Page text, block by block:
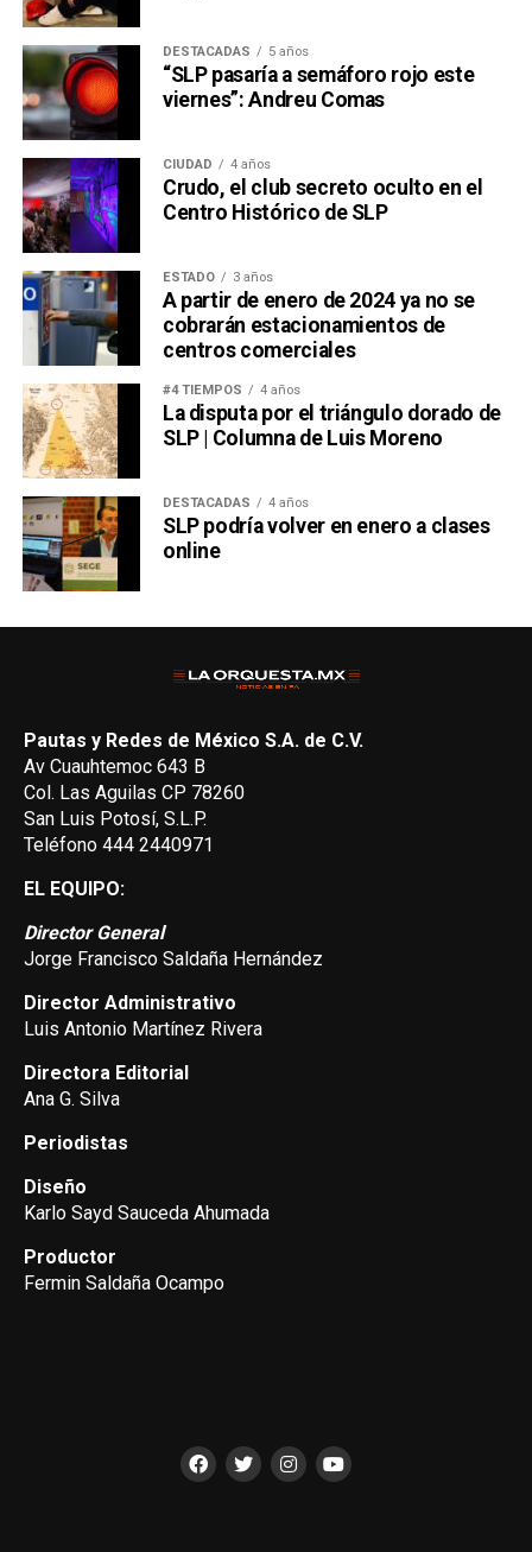
DESTACADAS 5 años
“SLP pasaría a semáforo rojo este
viernes”: Andreu Comas
CIUDAD 4 años
Crudo, el club secreto oculto en el
Centro Histórico de SLP
ESTADO 3 años
A partir de enero de 2024 ya no se
cobrarán estacionamientos de
centros comerciales
#4 TIEMPOS 4 años
La disputa por el triángulo dorado de
SLP | Columna de Luis Moreno
DESTACADAS 4 años
SLP podría volver en enero a clases
online
Pautas y Redes de México S.A. de C.V.
Av Cuauhtemoc 643 B
Col. Las Aguilas CP 78260
San Luis Potosí, S.L.P.
Teléfono 444 2440971
EL EQUIPO:
Director General
Jorge Francisco Saldaña Hernández
Director Administrativo
Luis Antonio Martínez Rivera
Directora Editorial
Ana G. Silva
Periodistas
Diseño
Karlo Sayd Sauceda Ahumada
Productor
Fermin Saldaña Ocampo